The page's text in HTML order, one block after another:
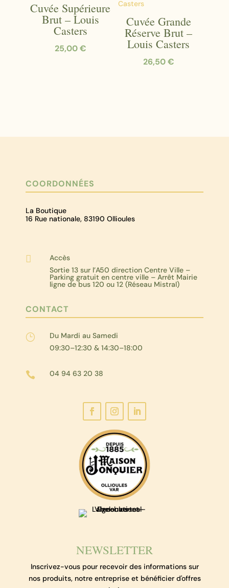
Cuvée Supérieure
Brut – Louis
Casters
25,00€
Cuvée Grande
Réserve Brut –
Louis Casters
26,50€
COORDONNÉES
La Boutique
16 Rue nationale, 83190 Ollioules

Accès
Sortie 13 sur l’A50 direction Centre Ville –
Parking gratuit en centre ville – Arrêt Mairie
ligne de bus 120 ou 12 (Réseau Mistral)
CONTACT
}
Du Mardi au Samedi
09:30–12:30 & 14:30–18:00
 04 94 63 20 38
NEWSLETTER
Inscrivez-vous pour recevoir des informations sur
nos produits, notre entreprise et bénéficier d'offres